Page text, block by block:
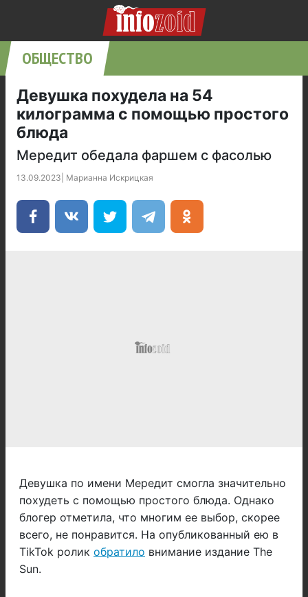
ОБЩЕСТВО
Девушка похудела на 54
килограмма с помощью простого
блюда
Мередит обедала фаршем с фасолью
13.09.2023 Марианна Искрицкая
Девушка по имени Мередит смогла значительно
похудеть с помощью простого блюда. Однако
блогер отметила, что многим ее выбор, скорее
всего, не понравится. На опубликованный ею в
TikTok ролик обратило внимание издание The
Sun.